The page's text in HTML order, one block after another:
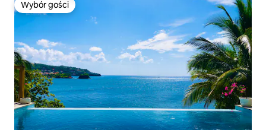
Wybór gości
Wybór gości